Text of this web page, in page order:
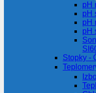
pH
pH
pH
pH
Stopky -